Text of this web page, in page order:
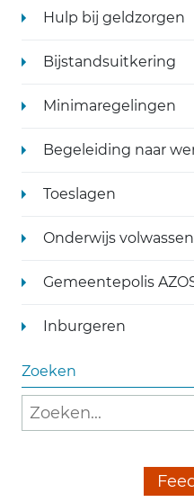
Hulp bij geldzorgen
Bijstandsuitkering
Minimaregelingen
Begeleiding naar
Toeslagen
Onderwijs
Gemeentepolis
Inburgeren
Zoeken